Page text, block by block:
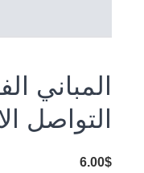
المباني
التواصل
6.00$